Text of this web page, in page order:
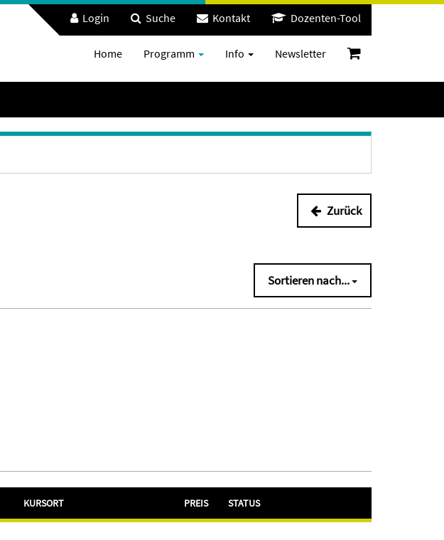
Login Suche Kontakt Dozenten-Tool
Home Programm Info Newsletter
Zurück
Sortieren nach...
KURSORT PREIS STATUS